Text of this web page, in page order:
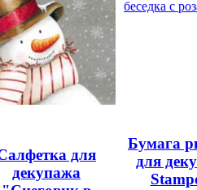
для
декупажа
Бумага
для